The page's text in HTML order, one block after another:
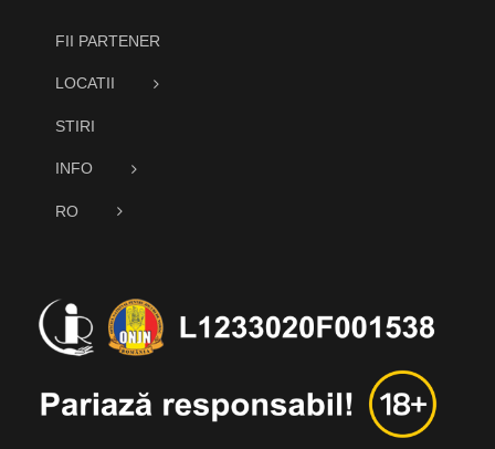
FII PARTENER
LOCATII
STIRI
INFO
RO